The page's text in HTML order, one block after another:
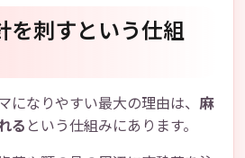
を刺すという仕組
になりやすい最大の理由は、 麻
る という仕組みにあります。